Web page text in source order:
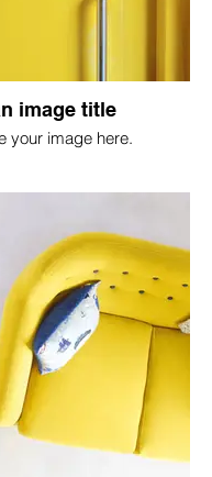
image title
your image here.